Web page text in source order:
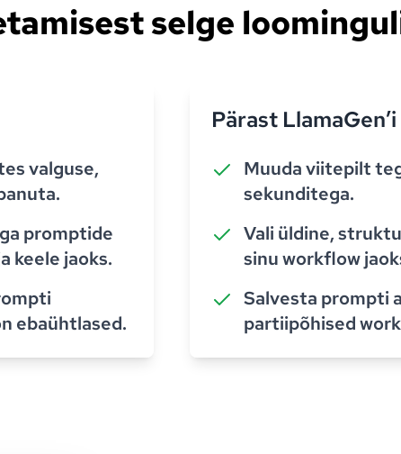
selge
valguse,
promptide
keele jaoks.
ebaühtlased.
Pärast LlamaGen’i
Muuda viitepilt
sekunditega.
Vali üldine,
sinu workflow
Salvesta prompti
partiipõhised